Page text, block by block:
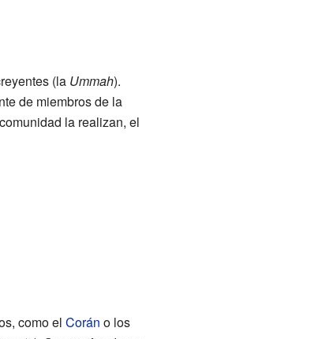
(la Ummah).
de miembros de la
la realizan, el
como el Corán o los